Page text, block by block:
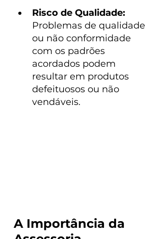
Risco de Qualidade:
Problemas de qualidade
ou não conformidade
com os padrões
acordados podem
resultar em produtos
defeituosos ou não
vendáveis.
A Importância da